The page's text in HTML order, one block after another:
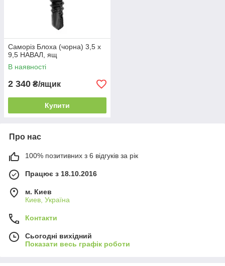
Саморіз Блоха (чорна) 3,5 х
9,5 НАВАЛ, ящ
В наявності
2 340 ₴/ящик
Купити
Про нас
100% позитивних з 6 відгуків за рік
Працює з 18.10.2016
м. Киев
Киев, Україна
Контакти
Сьогодні вихідний
Показати весь графік роботи